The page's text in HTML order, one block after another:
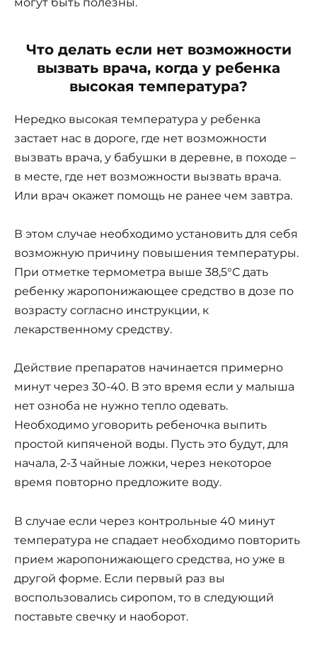
Что делать если нет возможности
вызвать врача, когда у ребенка
высокая температура?
Нередко высокая температура у ребенка
застает нас в дороге, где нет возможности
вызвать врача, у бабушки в деревне, в походе –
в месте, где нет возможности вызвать врача.
Или врач окажет помощь не ранее чем завтра.
В этом случае необходимо установить для себя
возможную причину повышения температуры.
При отметке термометра выше 38,5°С дать
ребенку жаропонижающее средство в дозе по
возрасту согласно инструкции, к
лекарственному средству.
Действие препаратов начинается примерно
минут через 30-40. В это время если у малыша
нет озноба не нужно тепло одевать.
Необходимо уговорить ребеночка выпить
простой кипяченой воды. Пусть это будут, для
начала, 2-3 чайные ложки, через некоторое
время повторно предложите воду.
В случае если через контрольные 40 минут
температура не спадает необходимо повторить
прием жаропонижающего средства, но уже в
другой форме. Если первый раз вы
воспользовались сиропом, то в следующий
поставьте свечку и наоборот.